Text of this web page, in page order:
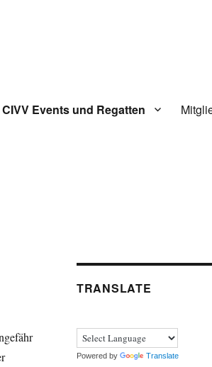
CIVV Events und Regatten
TRANSLATE
Powered by Translate